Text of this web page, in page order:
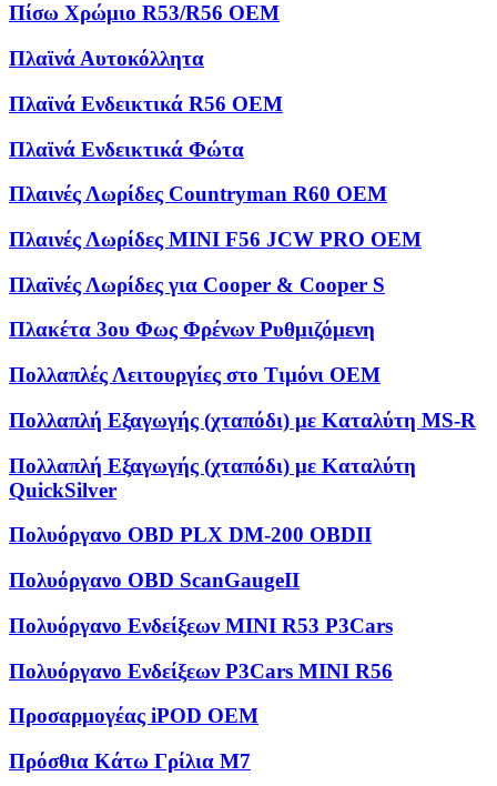
Πίσω Χρώμιο R53/R56 OEM
Πλαϊνά Αυτοκόλλητα
Πλαϊνά Ενδεικτικά R56 OEM
Πλαϊνά Ενδεικτικά Φώτα
Πλαινές Λωρίδες Countryman R60 OEM
Πλαινές Λωρίδες MINI F56 JCW PRO OEM
Πλαϊνές Λωρίδες για Cooper & Cooper S
Πλακέτα 3ου Φως Φρένων Ρυθμιζόμενη
Πολλαπλές Λειτουργίες στο Τιμόνι OEM
Πολλαπλή Εξαγωγής (χταπόδι) με Καταλύτη MS-R
Πολλαπλή Εξαγωγής (χταπόδι) με Καταλύτη
QuickSilver
Πολυόργανο OBD PLX DM-200 OBDII
Πολυόργανο OBD ScanGaugeII
Πολυόργανο Ενδείξεων MINI R53 P3Cars
Πολυόργανο Ενδείξεων P3Cars MINI R56
Προσαρμογέας iPOD OEM
Πρόσθια Κάτω Γρίλια M7